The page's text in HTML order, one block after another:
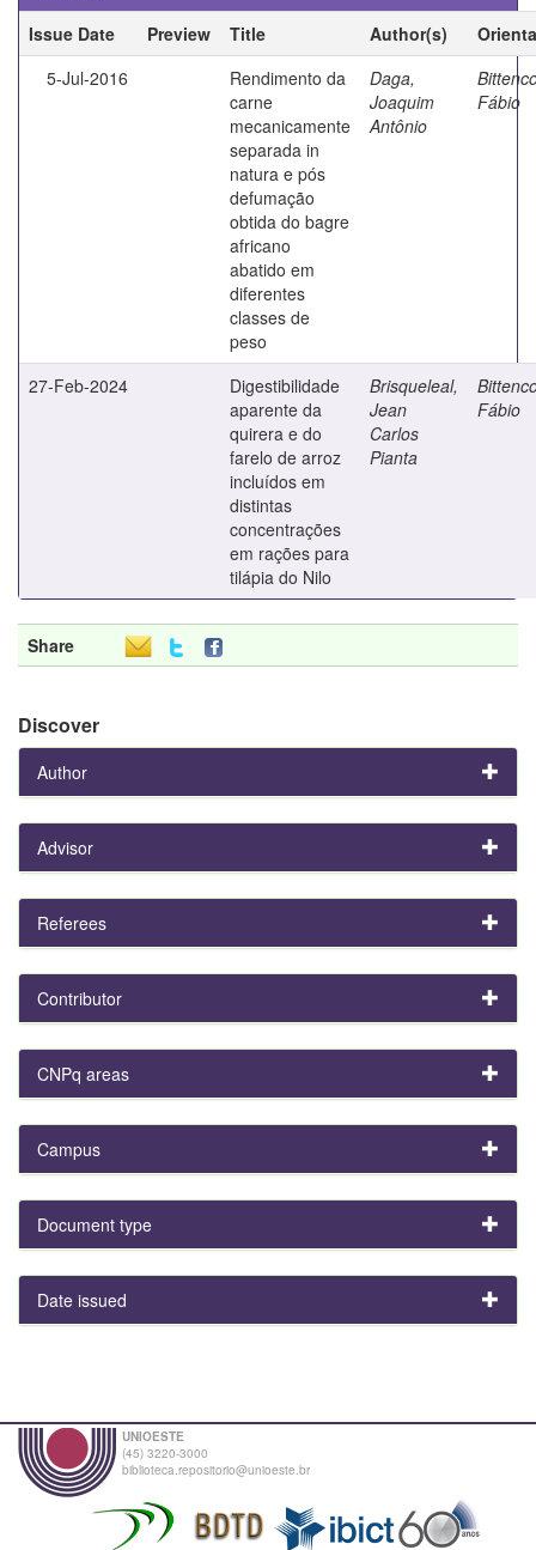
Issue Date
Preview Title Author(s)
5-Jul-2016
Rendimento da
carne
mecanicamente
separada in
natura e pós
defumação
obtida do bagre
africano
abatido em
diferentes
classes de
peso
Daga,
Joaquim
Antônio
Fábio
27-Feb-2024
Digestibilidade
aparente da
quirera e do
farelo de arroz
incluídos em
distintas
concentrações
em rações para
tilápia do Nilo
Brisqueleal,
Jean
Carlos
Pianta
Fábio
Share
Discover
Author
Advisor
Referees
Contributor
CNPq areas
Campus
Document type
Date issued
UNIOESTE
(45) 3220-3000
biblioteca.repositorio@unioeste.br